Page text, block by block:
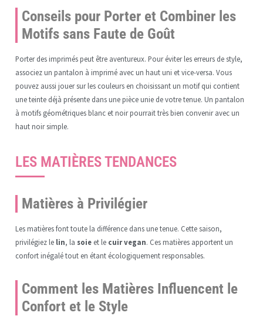
Conseils pour Porter et Combiner les
Motifs sans Faute de Goût
Porter des imprimés peut être aventureux. Pour éviter les erreurs de style,
associez un pantalon à imprimé avec un haut uni et vice-versa. Vous
pouvez aussi jouer sur les couleurs en choisissant un motif qui contient
une teinte déjà présente dans une pièce unie de votre tenue. Un pantalon
à motifs géométriques blanc et noir pourrait très bien convenir avec un
haut noir simple.
LES MATIÈRES TENDANCES
Matières à Privilégier
Les matières font toute la différence dans une tenue. Cette saison,
privilégiez le lin, la soieet le cuir vegan. Ces matières apportent un
confort inégalé tout en étant écologiquement responsables.
Comment les Matières Influencent le
Confort et le Style